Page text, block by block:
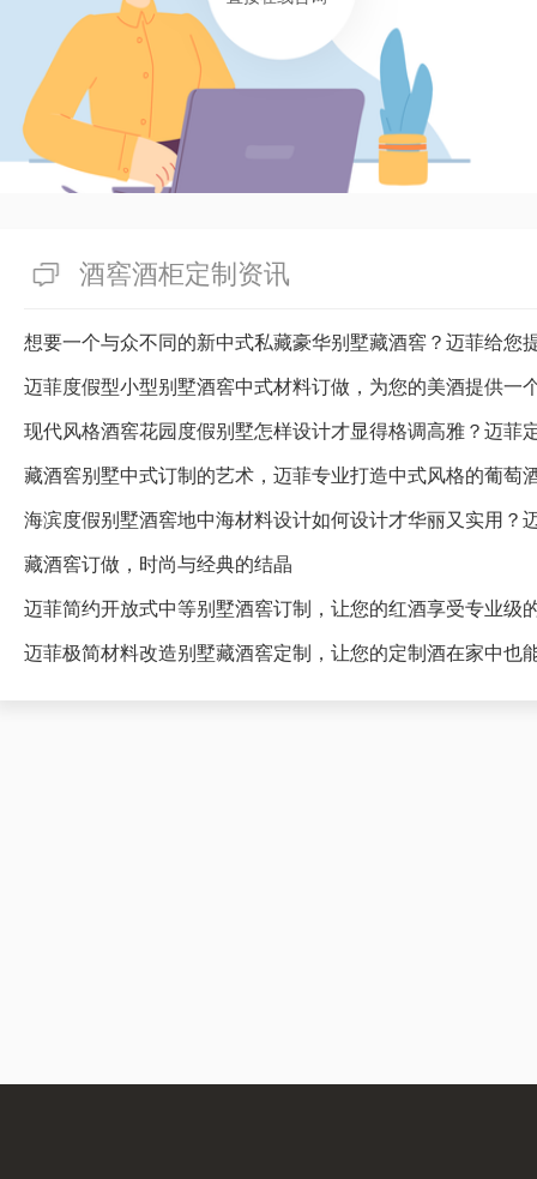
酒窖酒柜定制资讯
想要一个与众不同的新中式私藏豪华别墅藏酒窖？迈菲给您
迈菲度假型小型别墅酒窖中式材料订做，为您的美酒提供一
藏酒窖别墅中式订制的艺术，迈菲专业打造中式风格的葡萄
海滨度假别墅酒窖地中海材料设计如何设计才华丽又实用？
藏酒窖订做，时尚与经典的结晶
迈菲简约开放式中等别墅酒窖订制，让您的红酒享受专业级
迈菲极简材料改造别墅藏酒窖定制，让您的定制酒在家中也